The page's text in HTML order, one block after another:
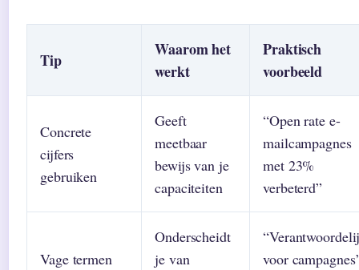
Tip
Waarom het
werkt
Praktisch
voorbeeld
Concrete
cijfers
gebruiken
Geeft
meetbaar
bewijs van je
capaciteiten
“Open rate e-
mailcampagnes
met 23%
verbeterd”
Vage termen
Onderscheidt
je van
voor